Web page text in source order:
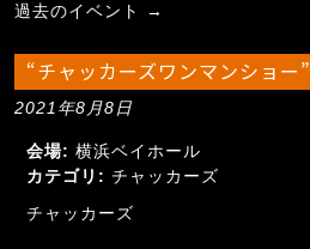
過去のイベント →
“チャッカーズワンマンショー”
2021年8月8日
会場: 横浜ベイホール
カテゴリ: チャッカーズ
チャッカーズ